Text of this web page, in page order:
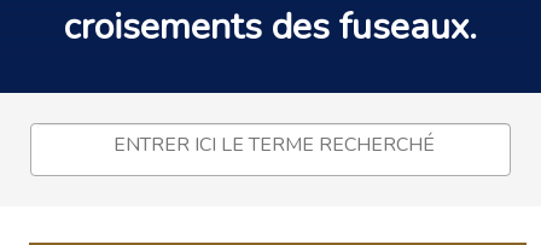
croisements desfuseaux.